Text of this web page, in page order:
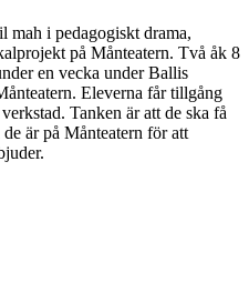
i pedagogiskt drama,
på Månteatern. Två åk 8
en vecka under Ballis
Eleverna får tillgång
Tanken är att de ska få
är på Månteatern för att